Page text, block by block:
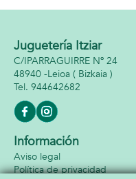
Juguetería Itziar
C/IPARRAGUIRRE Nº 24
48940 -Leioa ( Bizkaia )
944642682
Información
Aviso legal
Política de privacidad